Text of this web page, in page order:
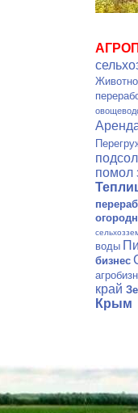
помол
воды
бизнес
край
Крым